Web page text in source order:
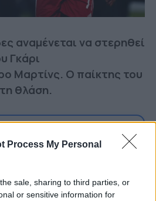
Process My Personal
sale, sharing to third parties, or
or sensitive information for
αναμένεται να στερηθεί
Γκάρι
Μαρτίνς. Ο παίκτης του
θλάση.
άρθρα μας στα αποτελέσματα
on Google